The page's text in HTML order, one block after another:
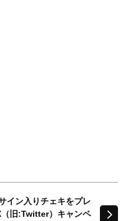
イン入りチェキをプレ
旧:Twitter）キャンペ